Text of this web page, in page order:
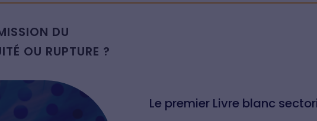
DU
OU RUPTURE ?
Le premier Livre blanc